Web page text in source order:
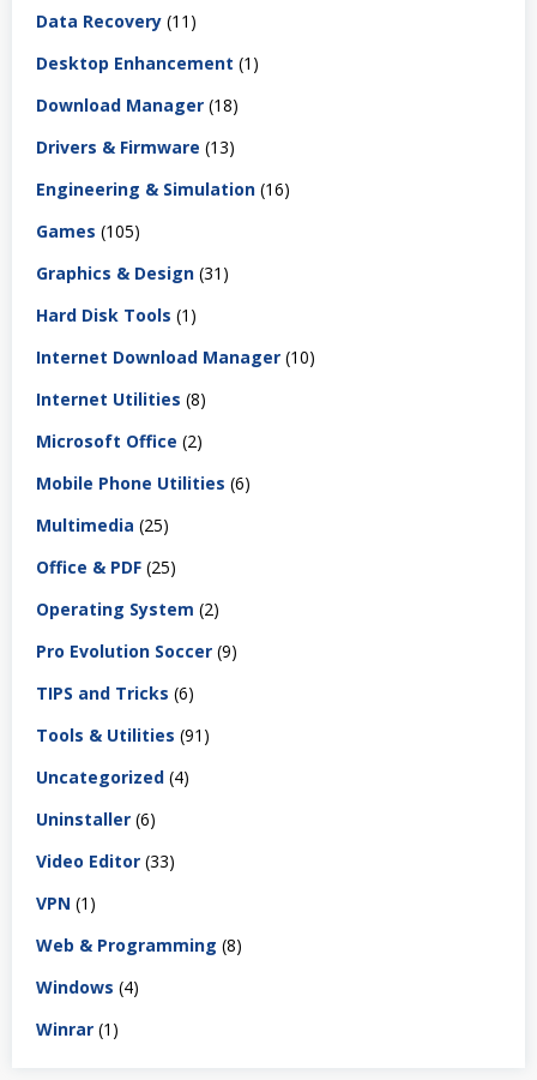
Data Recovery (11)
Desktop Enhancement (1)
Download Manager (18)
Drivers & Firmware (13)
Engineering & Simulation (16)
Games (105)
Graphics & Design (31)
Hard Disk Tools (1)
Internet Download Manager (10)
Internet Utilities (8)
Microsoft Office (2)
Mobile Phone Utilities (6)
Multimedia (25)
Office & PDF (25)
Operating System (2)
Pro Evolution Soccer (9)
TIPS and Tricks (6)
Tools & Utilities (91)
Uncategorized (4)
Uninstaller (6)
Video Editor (33)
VPN (1)
Web & Programming (8)
Windows (4)
Winrar (1)